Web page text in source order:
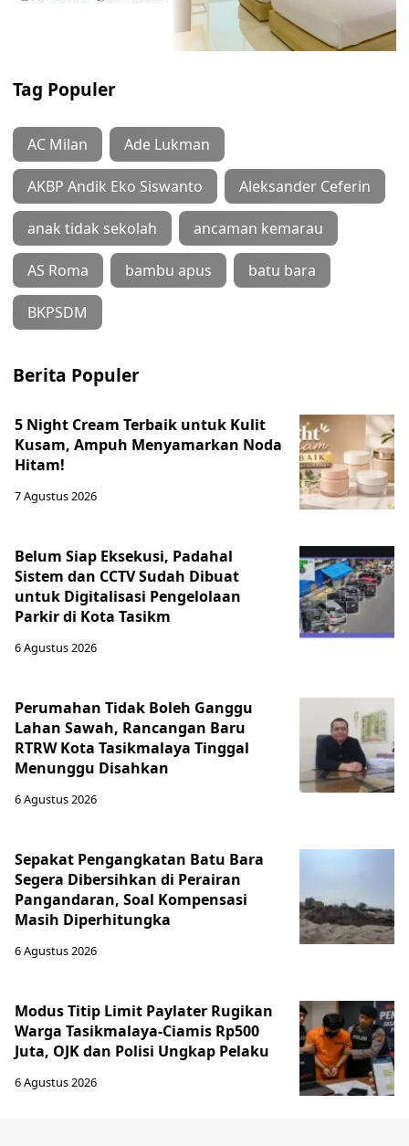
Tag Populer
AC Milan Ade Lukman
AKBP Andik Eko Siswanto Aleksander Ceferin
anak tidak sekolah ancaman kemarau
AS Roma bambu apus batu bara
BKPSDM
Berita Populer
5 Night Cream Terbaik untuk Kulit
Kusam, Ampuh Menyamarkan Noda
Hitam!
7 Agustus 2026
Belum Siap Eksekusi, Padahal
Sistem dan CCTV Sudah Dibuat
untuk Digitalisasi Pengelolaan
Parkir di Kota Tasikm
6 Agustus 2026
Perumahan Tidak Boleh Ganggu
Lahan Sawah, Rancangan Baru
RTRW Kota Tasikmalaya Tinggal
Menunggu Disahkan
6 Agustus 2026
Sepakat Pengangkatan Batu Bara
Segera Dibersihkan di Perairan
Pangandaran, Soal Kompensasi
Masih Diperhitungka
6 Agustus 2026
Modus Titip Limit Paylater Rugikan
Warga Tasikmalaya-Ciamis Rp500
Juta, OJK dan Polisi Ungkap Pelaku
6 Agustus 2026